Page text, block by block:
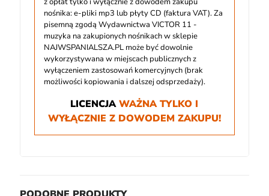
nośnika: e-pliki mp3 lub płyty CD (faktura VAT). Za
pisemną zgodą Wydawnictwa VICTOR 11 -
muzyka na zakupionych nośnikach w sklepie
NAJWSPANIALSZA.PL może być dowolnie
wykorzystywana w miejscach publicznych z
wyłączeniem zastosowań komercyjnych (brak
możliwości kopiowania i dalszej odsprzedaży).
LICENCJA WAŻNA TYLKO I
WYŁĄCZNIE Z DOWODEM ZAKUPU!